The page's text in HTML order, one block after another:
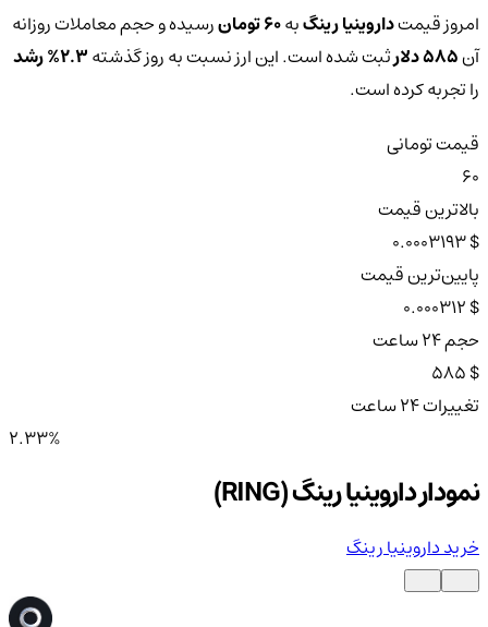
امروز قیمتداروینیا رینگبه60 تومان
رسیده و حجم معاملات روزانه
آن585 دلار ثبت شده است. این ارز نسبت به روز گذشته2.3% رشد
را تجربه کرده است.
قیمت تومانی
60
بالاترین قیمت
$ 0.0003193
پایین‌ترین قیمت
$ 0.000312
حجم ۲۴ ساعت
$ 585
تغییرات ۲۴ ساعت
2.33%
نمودار داروینیا رینگ (RING)
خرید داروینیا رینگ